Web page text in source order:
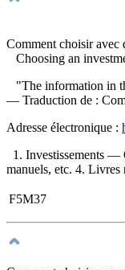
Comment choisir avec
Choosing an
"The information in
— Traduction de :
Adresse électronique :
1. Investissements —
manuels, etc. 4.
F5M37